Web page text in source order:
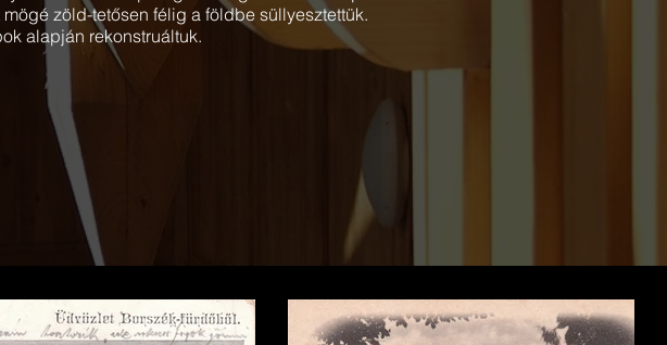
zöld-tetősen félig a földbe süllyesztettük.
alapján rekonstruáltuk.